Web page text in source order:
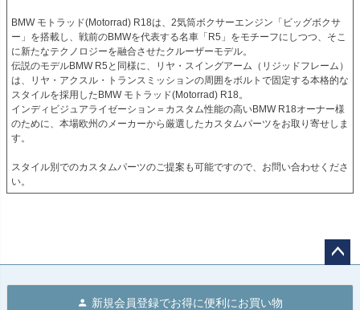
BMW モトラッド(Motorrad) R18は、2気筒ボクサーエンジン「ビッグボクサ
ー」を搭載し、戦前のBMWを代表する名車「R5」をモチーフにしつつ、そこ
に新たなテクノロジーを融合させたクルーザーモデル。
伝説のモデルBMW R5と同様に、リヤ・スイングアーム（リジッドフレーム）
は、リヤ・アクスル・トランスミッションの周囲をボルトで固定する本格的な
スタイルを採用したBMW モトラッド(Motorrad) R18。
インディビジュアライゼーション＝カスタム性能の高いBMW R18オーナー様
のために、本場欧州のメーカーから厳選したカスタムパーツをお取り寄せしま
す。
スタイル別でのカスタムパーツのご提案も可能ですので、お問い合わせくださ
い。
新規会員登録でお得に便利にお買い物